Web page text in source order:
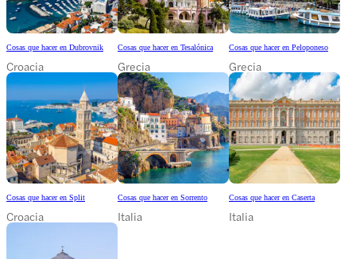
Cosas que hacer en Dubrovnik
Croacia
Cosas que hacer en Tesalónica
Grecia
Cosas que hacer en Peloponeso
Grecia
Cosas que hacer en Split
Croacia
Cosas que hacer en Sorrento
Italia
Cosas que hacer en Caserta
Italia